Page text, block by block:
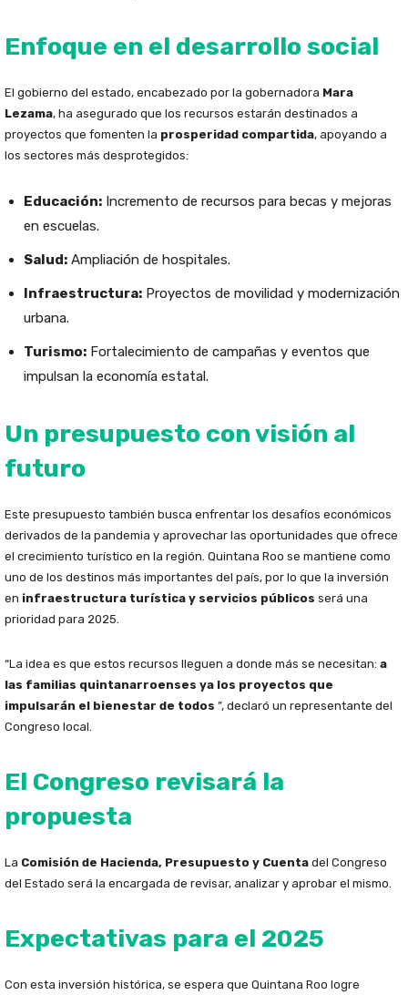
Enfoque en el desarrollo social
El gobierno del estado, encabezado por la gobernadora Mara
Lezama, ha asegurado que los recursos estarán destinados a
proyectos que fomenten la prosperidad compartida, apoyando a
los sectores más desprotegidos:
Educación: Incremento de recursos para becas y mejoras
en escuelas.
Salud: Ampliación de hospitales.
Infraestructura: Proyectos de movilidad y modernización
urbana.
Turismo: Fortalecimiento de campañas y eventos que
impulsan la economía estatal.
Un presupuesto con visión al
futuro
Este presupuesto también busca enfrentar los desafíos económicos
derivados de la pandemia y aprovechar las oportunidades que ofrece
el crecimiento turístico en la región. Quintana Roo se mantiene como
uno de los destinos más importantes del país, por lo que la inversión
en infraestructura turística y servicios públicos será una
prioridad para 2025.
“La idea es que estos recursos lleguen a donde más se necesitan: a
las familias quintanarroenses ya los proyectos que
impulsarán el bienestar de todos ”, declaró un representante del
Congreso local.
El Congreso revisará la
propuesta
La Comisión de Hacienda, Presupuesto y Cuenta del Congreso
del Estado será la encargada de revisar, analizar y aprobar el mismo.
Expectativas para el 2025
Con esta inversión histórica, se espera que Quintana Roo logre